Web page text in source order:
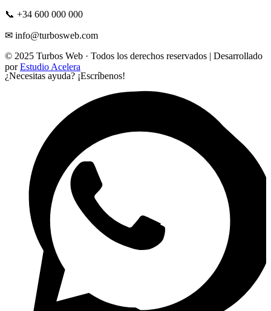
📞 +34 600 000 000
✉ info@turbosweb.com
© 2025 Turbos Web · Todos los derechos reservados | Desarrollado
porEstudio Acelera
¿Necesitas ayuda? ¡Escríbenos!